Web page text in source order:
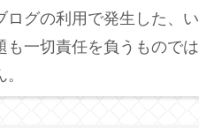
ログの利用で発生した、い
も一切責任を負うものでは